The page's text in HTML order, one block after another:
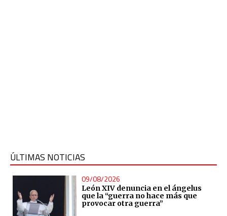
ÚLTIMAS NOTICIAS
09/08/2026
León XIV denuncia en el ángelus
que la “guerra no hace más que
provocar otra guerra”